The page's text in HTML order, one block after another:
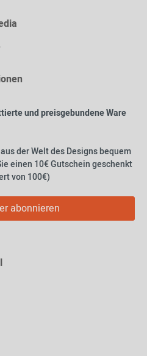
und preisgebundene Ware
der Welt des Designs bequem
einen 10€ Gutschein geschenkt
von 100€)
abonnieren